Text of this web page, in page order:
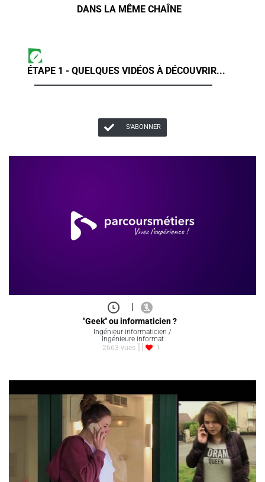
DANS LA MÊME CHAÎNE
ÉTAPE 1 - QUELQUES VIDÉOS À DÉCOUVRIR...
S'ABONNER
"Geek" ou informaticien ?
Ingénieur informaticien /
Ingénieure informat
2663 vues
1